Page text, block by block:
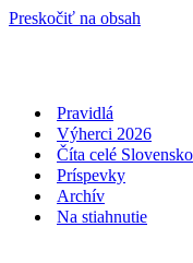
Preskočiť na obsah
Pravidlá
Výherci 2026
Číta celé Slovensko
Príspevky
Archív
Na stiahnutie